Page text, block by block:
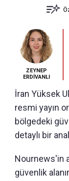
ZEYNEP
ERDİVANLI
İran Yüksek
resmi yayın
bölgedeki
detaylı bir
Nournews'in
güvenlik